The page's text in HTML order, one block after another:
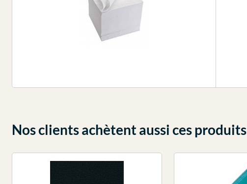
Nos clients achètent aussi ces produits